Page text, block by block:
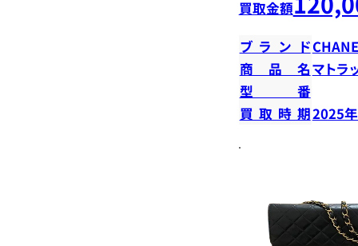
買取金額
ブランド
商品名マト
型番
買取時期2025